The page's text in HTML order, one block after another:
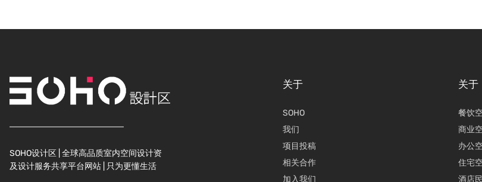
SOHO设计区 | 全球高品质室内空间设计资
及设计服务共享平台网站 | 只为更懂生活
关于
SOHO
我们
项目投稿
相关合作
加入我们
关于
餐饮
商业
办公
住宅
酒店